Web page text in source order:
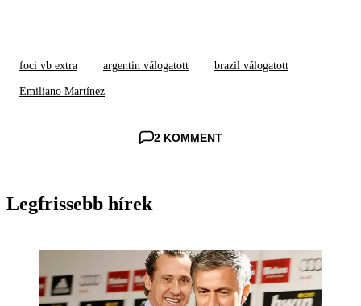
foci vb extra argentin válogatott brazil válogatott
Emiliano Martínez
2 KOMMENT
Legfrissebb hírek